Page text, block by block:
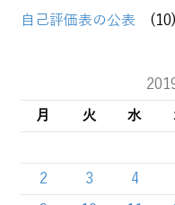
自己評価表の公表 (10)
月
火 水
2
3 4